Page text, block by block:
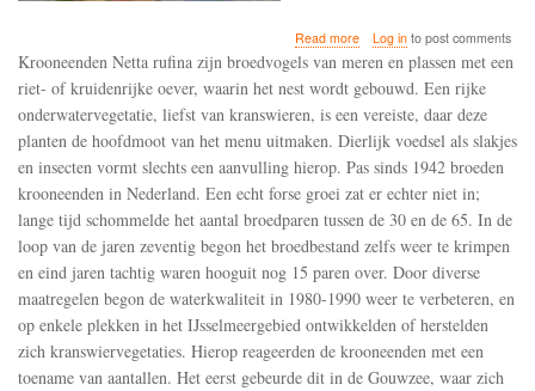
Read moreabout
De
krooneend
neemt
sinds
de
jaren
1990
sterk
toe
Log into post comments
Krooneenden Netta rufina zijn broedvogels van meren en plassen met een
riet- of kruidenrijke oever, waarin het nest wordt gebouwd. Een rijke
onderwatervegetatie, liefst van kranswieren, is een vereiste, daar deze
planten de hoofdmoot van het menu uitmaken. Dierlijk voedsel als slakjes
en insecten vormt slechts een aanvulling hierop. Pas sinds 1942 broeden
krooneenden in Nederland. Een echt forse groei zat er echter niet in;
lange tijd schommelde het aantal broedparen tussen de 30 en de 65. In de
loop van de jaren zeventig begon het broedbestand zelfs weer te krimpen
en eind jaren tachtig waren hooguit nog 15 paren over. Door diverse
maatregelen begon de waterkwaliteit in 1980-1990 weer te verbeteren, en
op enkele plekken in het IJsselmeergebied ontwikkelden of herstelden
zich kranswiervegetaties. Hierop reageerden de krooneenden met een
toename van aantallen. Het eerst gebeurde dit in de Gouwzee, waar zich